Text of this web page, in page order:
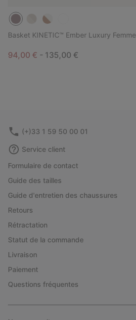
Basket KINETIC™ Ember Luxury Femme
Minimum sale price:
94,00 € - Maximum price:
135,00 €
(+)33 1 59 50 00 01
Service client
Formulaire de contact
Guide des tailles
Guide d'entretien des chaussures
Retours
Rétractation
Statut de la commande
Livraison
Paiement
Questions fréquentes